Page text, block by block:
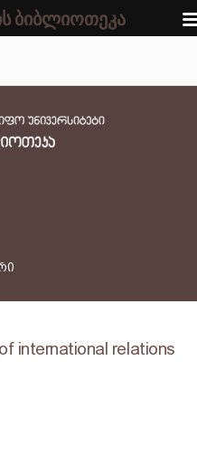
international relations
ბიბლიოთეკა